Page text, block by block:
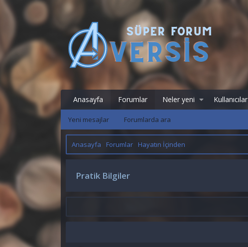
Anasayfa Forumlar Neler yeni Kullanıcılar
Yeni mesajlar Forumlarda ara
Anasayfa Forumlar Hayatın İçinden
Pratik Bilgiler